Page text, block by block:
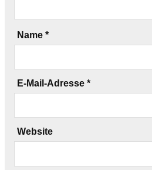
Name *
E-Mail-Adresse *
Website